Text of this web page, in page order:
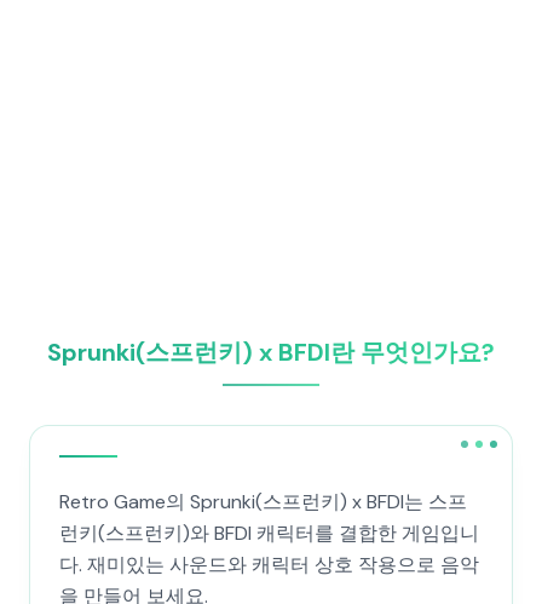
Sprunki(스프런키) x BFDI란 무엇인가요?
Retro Game의 Sprunki(스프런키) x BFDI는 스프
런키(스프런키)와 BFDI 캐릭터를 결합한 게임입니
다. 재미있는 사운드와 캐릭터 상호 작용으로 음악
을 만들어 보세요.